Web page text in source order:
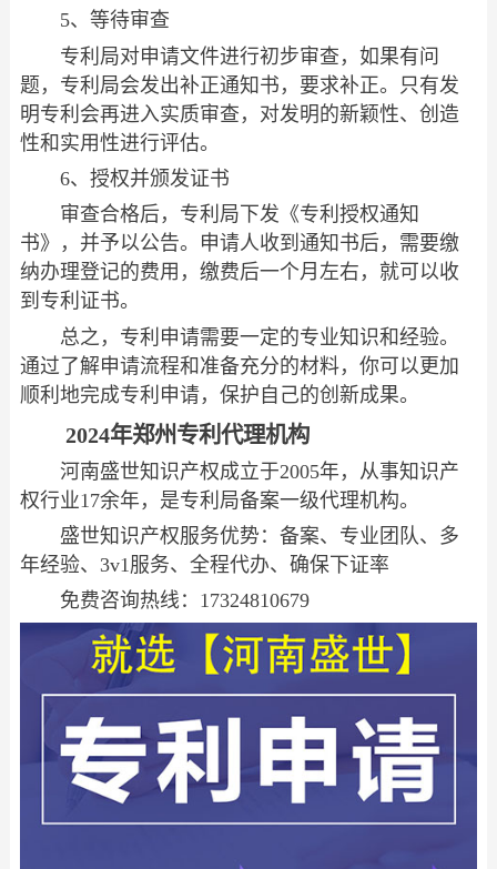
5、等待审查
专利局对申请文件进行初步审查，如果有问
题，专利局会发出补正通知书，要求补正。只有发
明专利会再进入实质审查，对发明的新颖性、创造
性和实用性进行评估。
6、授权并颁发证书
审查合格后，专利局下发《专利授权通知
书》，并予以公告。申请人收到通知书后，需要缴
纳办理登记的费用，缴费后一个月左右，就可以收
到专利证书。
总之，专利申请需要一定的专业知识和经验。
通过了解申请流程和准备充分的材料，你可以更加
顺利地完成专利申请，保护自己的创新成果。
2024年郑州专利代理机构
河南盛世知识产权成立于2005年，从事知识产
权行业17余年，是专利局备案一级代理机构。
盛世知识产权服务优势：备案、专业团队、多
年经验、3v1服务、全程代办、确保下证率
免费咨询热线：17324810679